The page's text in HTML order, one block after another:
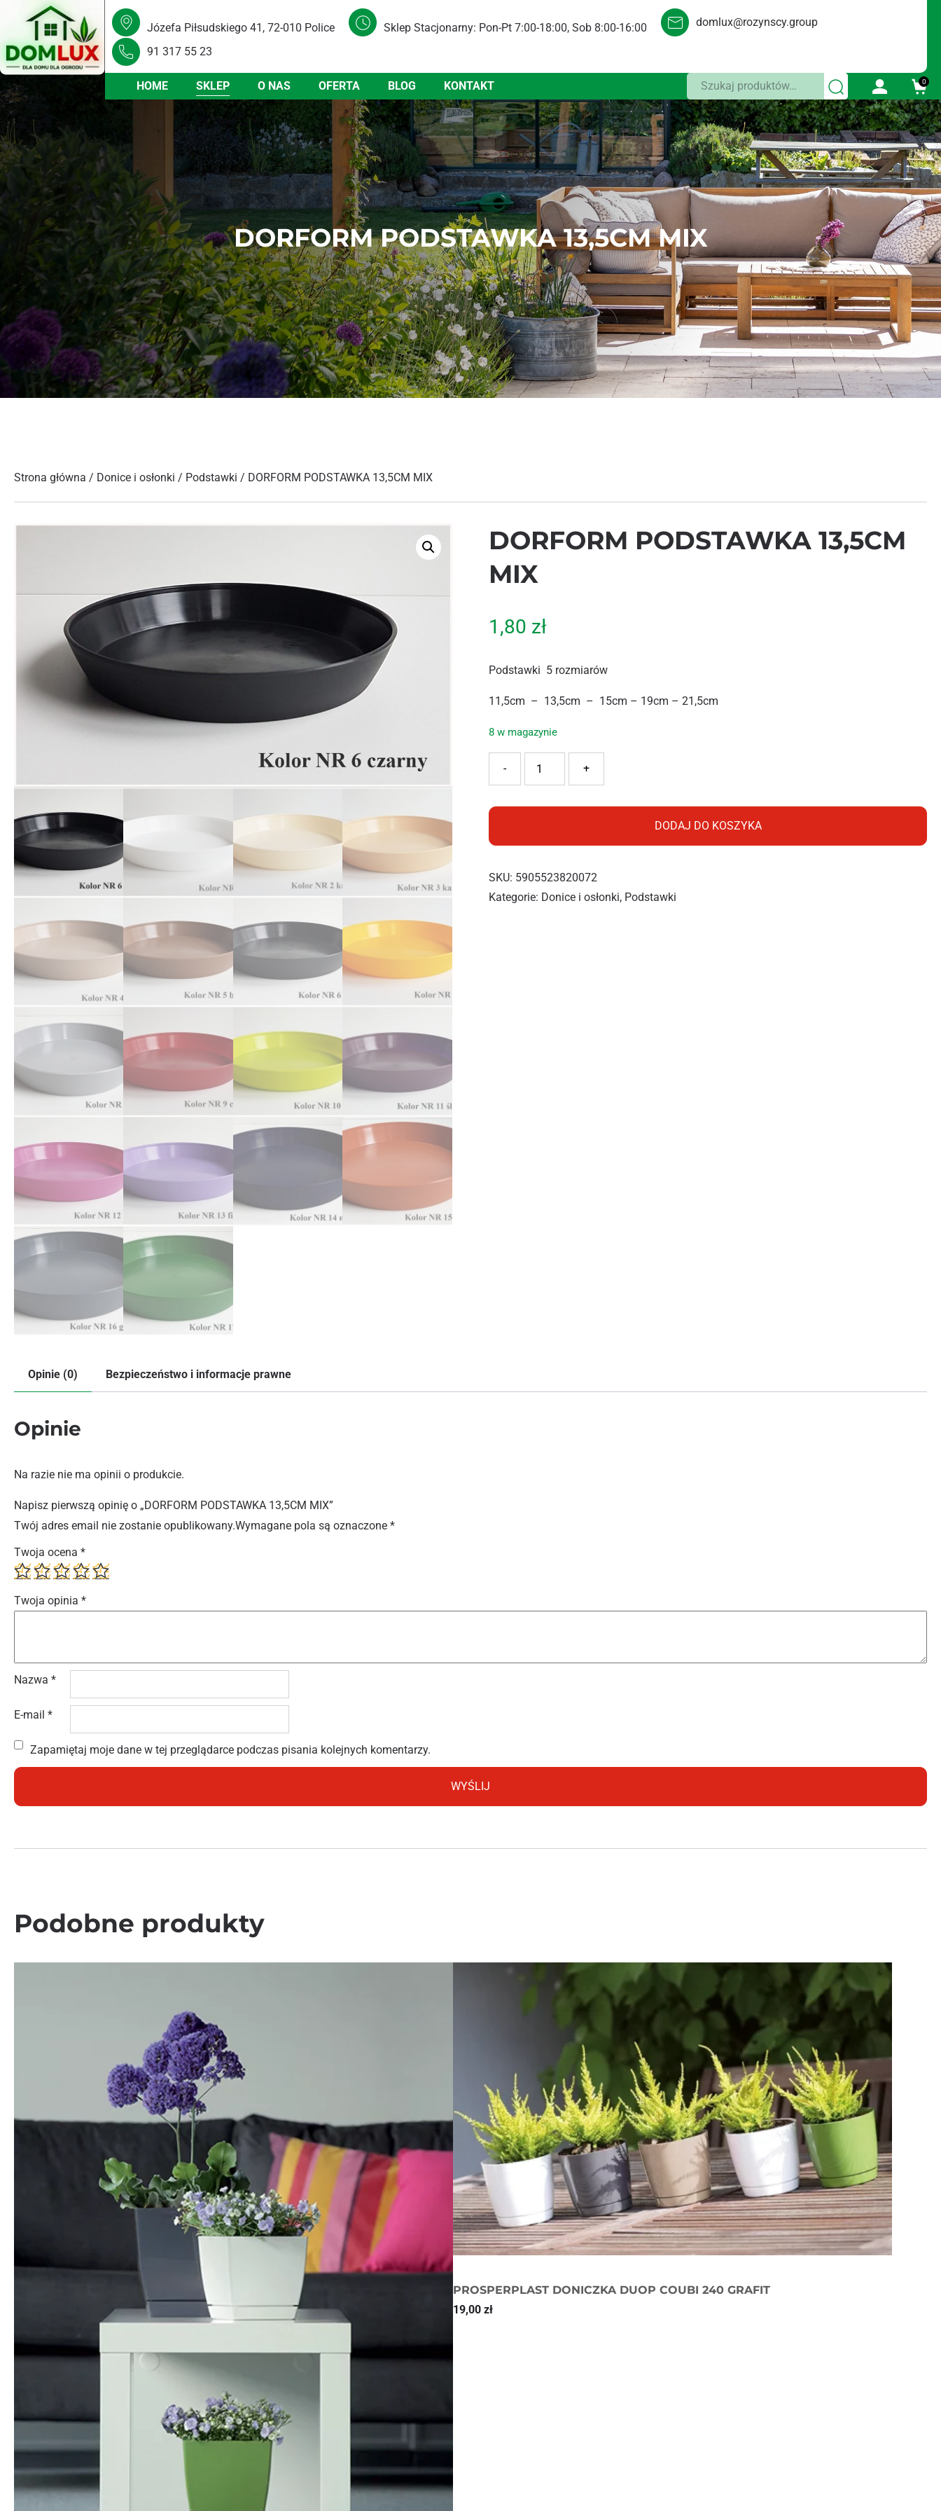
Józefa Piłsudskiego 41, 72-010 Police Sklep Stacjonarny: Pon-Pt 7:00-18:00, Sob 8:00-16:00 domlux@rozynscy.group
91 317 55 23
HOME SKLEP O NAS OFERTA BLOG KONTAKT Szukaj: 0
DORFORM PODSTAWKA 13,5CM MIX
Strona główna / Donice i osłonki / Podstawki / DORFORM PODSTAWKA 13,5CM MIX
DORFORM PODSTAWKA 13,5CM
MIX
1,80 zł
Podstawki 5 rozmiarów
11,5cm – 13,5cm – 15cm – 19cm – 21,5cm
8 w magazynie
+
-
DODAJ DO KOSZYKA
SKU: 5905523820072
Kategorie: Donice i osłonki, Podstawki
Opinie (0) Bezpieczeństwo i informacje prawne
Opinie
Na razie nie ma opinii o produkcie.
Napisz pierwszą opinię o „DORFORM PODSTAWKA 13,5CM MIX”
Twój adres email nie zostanie opublikowany.Wymagane pola są oznaczone *
Twoja ocena *
Twoja opinia *
Nazwa *
E-mail *
Zapamiętaj moje dane w tej przeglądarce podczas pisania kolejnych komentarzy.
Podobne produkty
PROSPERPLAST DONICZKA DUOP COUBI 240 GRAFIT
19,00 zł